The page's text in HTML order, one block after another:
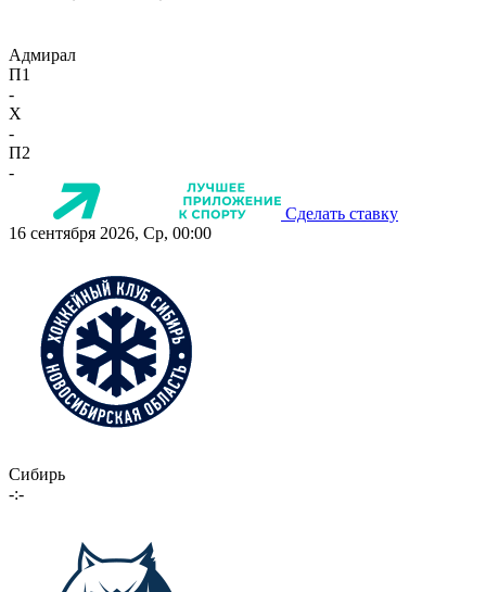
Адмирал
П1
-
X
-
П2
-
Сделать ставку
16 сентября 2026, Ср, 00:00
Сибирь
-:-